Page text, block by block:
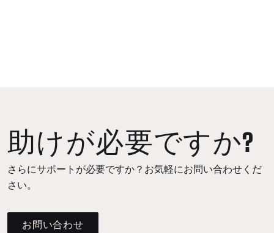
助けが必要ですか?
さらにサポートが必要ですか？お気軽にお問い合わせくだ
さい。
お問い合わせ